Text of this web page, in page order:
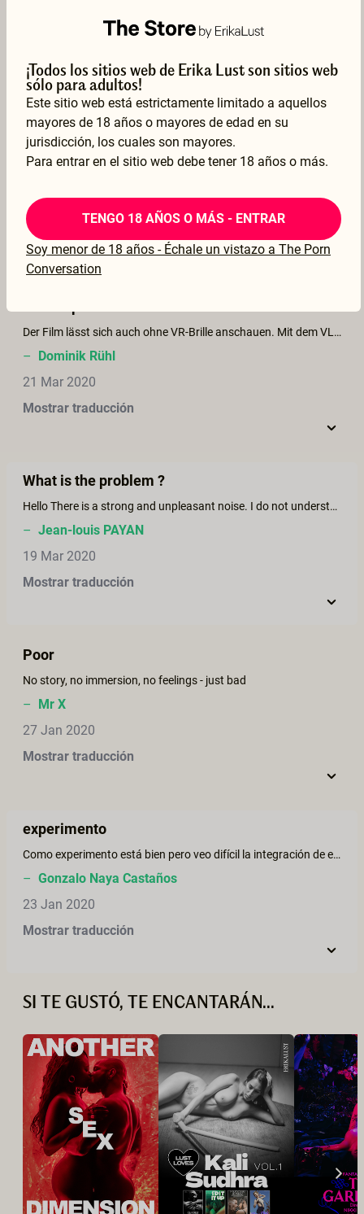
19 Dec 2022
Mostrar traducción
Der Film lässt sich auch ohne VR-Brille anschauen. Mit dem VLC Media Player kann man sich trotzdem umsehen. Sobald man näher heranzoomt nimmt die Bildqualität jedoch stark ab. Der Film ist also mehr für ein Betrachten aus der Ferne und für die Erfahrung mit der Technik geeignet.
– Dominik Rühl
21 Mar 2020
Mostrar traducción
What is the problem ?
Hello There is a strong and unpleasant noise. I do not understand why.
– Jean-louis PAYAN
19 Mar 2020
Mostrar traducción
Poor
No story, no immersion, no feelings - just bad
– Mr X
27 Jan 2020
Mostrar traducción
experimento
Como experimento está bien pero veo difícil la integración de esta técnica en el relato erótico. Gracias por intentarlo.
– Gonzalo Naya Castaños
23 Jan 2020
Mostrar traducción
SI TE GUSTÓ, TE ENCANTARÁN...
¡Todos los sitios web de Erika Lust son sitios web
sólo para adultos!
Este sitio web está estrictamente limitado a aquellos
mayores de 18 años o mayores de edad en su
jurisdicción, los cuales son mayores.
Para entrar en el sitio web debe tener 18 años o más.
TENGO 18 AÑOS O MÁS - ENTRAR
Soy menor de 18 años - Échale un vistazo a The Porn
Conversation